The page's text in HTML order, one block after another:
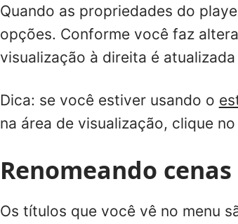
Quando as propriedades do
opções. Conforme você faz
visualização à direita é
Dica: se você estiver usando o
na área de visualização, clique
Renomeando
Os títulos que você vê no menu